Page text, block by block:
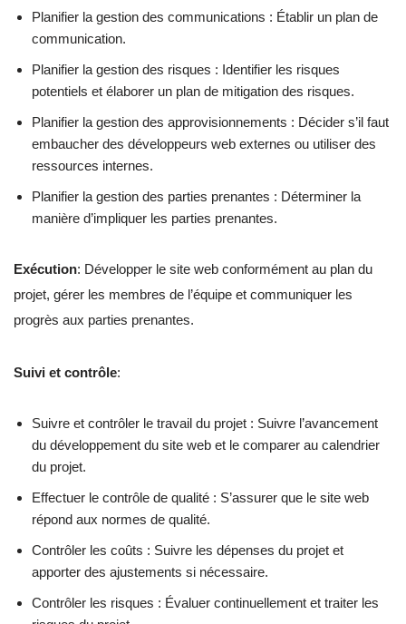
Planifier la gestion des communications : Établir un plan de
communication.
Planifier la gestion des risques : Identifier les risques
potentiels et élaborer un plan de mitigation des risques.
Planifier la gestion des approvisionnements : Décider s’il faut
embaucher des développeurs web externes ou utiliser des
ressources internes.
Planifier la gestion des parties prenantes : Déterminer la
manière d’impliquer les parties prenantes.
Exécution: Développer le site web conformément au plan du
projet, gérer les membres de l’équipe et communiquer les
progrès aux parties prenantes.
Suivi et contrôle:
Suivre et contrôler le travail du projet : Suivre l’avancement
du développement du site web et le comparer au calendrier
du projet.
Effectuer le contrôle de qualité : S’assurer que le site web
répond aux normes de qualité.
Contrôler les coûts : Suivre les dépenses du projet et
apporter des ajustements si nécessaire.
Contrôler les risques : Évaluer continuellement et traiter les